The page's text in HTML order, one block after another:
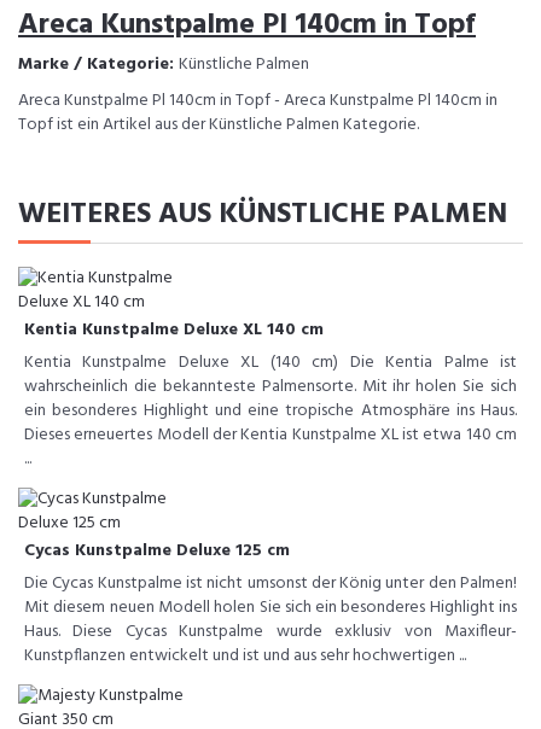
Areca Kunstpalme Pl 140cm in Topf
Marke / Kategorie: Künstliche Palmen
Areca Kunstpalme Pl 140cm in Topf - Areca Kunstpalme Pl 140cm in
Topf ist ein Artikel aus der Künstliche Palmen Kategorie.
WEITERES AUS KÜNSTLICHE PALMEN
Kentia Kunstpalme Deluxe XL 140 cm
Kentia Kunstpalme Deluxe XL (140 cm) Die Kentia Palme ist
wahrscheinlich die bekannteste Palmensorte. Mit ihr holen Sie sich
ein besonderes Highlight und eine tropische Atmosphäre ins Haus.
Dieses erneuertes Modell der Kentia Kunstpalme XL ist etwa 140 cm
...
Cycas Kunstpalme Deluxe 125 cm
Die Cycas Kunstpalme ist nicht umsonst der König unter den Palmen!
Mit diesem neuen Modell holen Sie sich ein besonderes Highlight ins
Haus. Diese Cycas Kunstpalme wurde exklusiv von Maxifleur-
Kunstpflanzen entwickelt und ist und aus sehr hochwertigen ...